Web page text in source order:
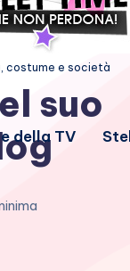
costume e società
della TV
suo